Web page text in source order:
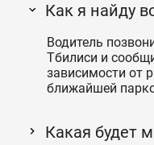
Как я найду
Водитель
Тбилиси и
зависимости от
ближайшей
Какая будет